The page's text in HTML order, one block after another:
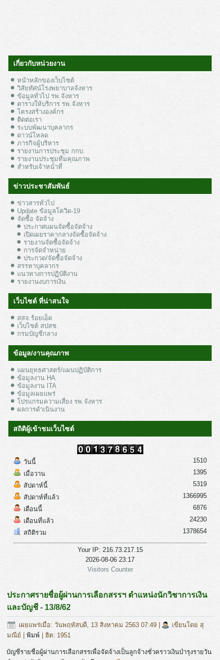
เกี่ยวกับหน่วยงาน
หน้าหลักของเว็บไซต์
วิสัยทัศน์โรงพยาบาลจังหาร
ข้อมูลทั่วไป รพ.จังหาร
ตารางให้บริการ รพ.จังหาร
โครงสร้างองค์กร
ติดต่อเรา
ระบบพัฒนาบุคลากร
ดาวน์โหลด
ภารกิจผู้บริหาร
รายงานการประชุม กกบ.
รายงานประชุมทีมคุณภาพ
สำหรับเจ้าหน้าที่
ข่าวประชาสัมพันธ์
ข่าวสารทั่วไป
Update ข้อมูลโควิด-19
จัดซื้อ จัดจ้าง
ประกาศแผนจัดซื้อจัดจ้าง
เปิดเผยราคากลางจัดซื้อจัดจ้าง
รายงานจัดซื้อจัดจ้าง
การจัดจำหน่าย
ประกวด/จัดซื้อจัดจ้าง
สรรหาบุคลากร
แนวทางการปฏิบัติงาน
รายงานงบการเงิน
เว็บไซต์ ที่น่าสนใจ
สสจ.ร้อยเอ็ด
เว็บไซต์ สปสช.
กรมบัญชีกลาง
ข้อมูล/งานคุณภาพ
แผนยุทธศาสตร์/แผนปฏิบัติการ
ข้อมูลงาน HA
ข้อมูลงาน ITA
ข้อมูลเผยแพร่
โปรแกรมความเสี่ยง รพ.จังหาร
ผลการดำเนินงาน
สถิติผู้เข้าชมเว็บไซต์
วันนี้
เมื่อวาน
สัปดาห์นี้
สัปดาห์ที่แล้ว
เดือนนี้
เดือนที่แล้ว
สถิติรวม
1510
1395
5319
1366995
6876
24230
1378654
Your IP: 216.73.217.15
2026-08-06 23:17
Visitors Counter
ประกาศรายชื่อผู้ผ่านการเลือกสรรฯ ตำแหน่งนักวิชาการเงิน
และบัญชี - 13/8/62
เผยแพร่เมื่อ: วันพฤหัสบดี, 13 สิงหาคม 2563 07:49 |
เขียนโดย สุ
มณีย์ |พิมพ์ | ฮิต: 1951
บัญชีรายชื่อผู้ผ่านการเลือกสรรเพื่อจัดจ้างเป็นลูกจ้างชั่วคราวเงินบำรุงรายวัน